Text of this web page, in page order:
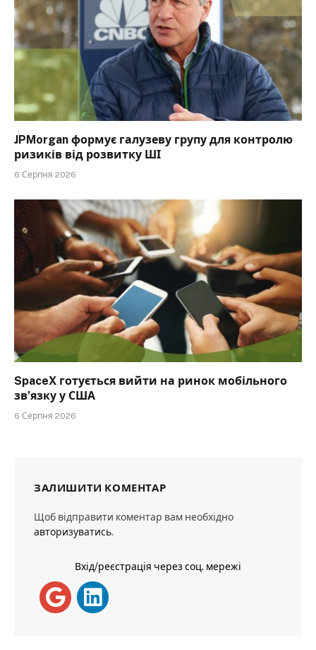
JPMorgan формує галузеву групу для контролю
ризиків від розвитку ШІ
6 Серпня 2026
SpaceX готується вийти на ринок мобільного
зв’язку у США
6 Серпня 2026
ЗАЛИШИТИ КОМЕНТАР
Щоб відправити коментар вам необхідно
авторизуватись.
Вхід/реєстрація через соц. мережі